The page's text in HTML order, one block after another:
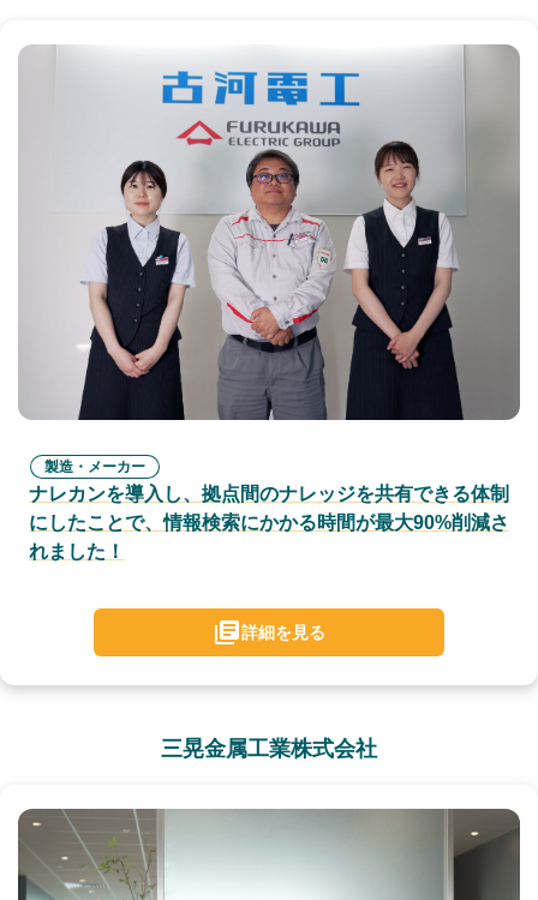
製造・メーカー
ナレカンを導入し、拠点間のナレッジを共有できる体制
にしたことで、情報検索にかかる時間が最大90%削減さ
れました！
詳細を見る
三晃金属工業株式会社